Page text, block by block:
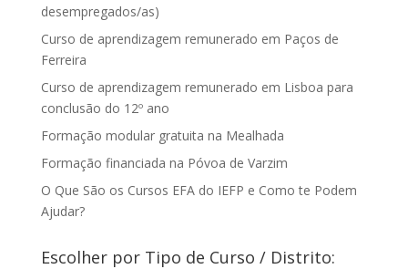
desempregados/as)
Curso de aprendizagem remunerado em Paços de
Ferreira
Curso de aprendizagem remunerado em Lisboa para
conclusão do 12º ano
Formação modular gratuita na Mealhada
Formação financiada na Póvoa de Varzim
O Que São os Cursos EFA do IEFP e Como te Podem
Ajudar?
Escolher por Tipo de Curso / Distrito: